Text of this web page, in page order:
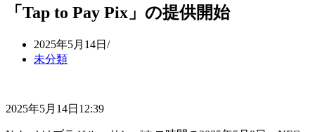
「Tap to Pay Pix」の提供開始
2025年5月14日
未分類
2025年5月14日12:39